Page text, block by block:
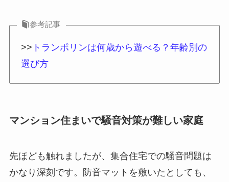
参考記事
>> トランポリンは何歳から遊べる？年齢別の
選び方
マンション住まいで騒音対策が難しい家庭
先ほども触れましたが、集合住宅での騒音問題は
かなり深刻です。防音マットを敷いたとしても、